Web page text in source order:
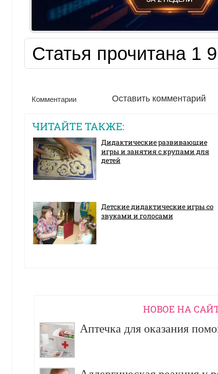
Статья прочитана 1
Комментарии Оставить комментарий
ЧИТАЙТЕ ТАКЖЕ:
Дидактические развивающие
игры и занятия с крупами для
детей
Детские дидактические игры со
звуками и голосами
НОВОЕ НА
Аптечка для оказания